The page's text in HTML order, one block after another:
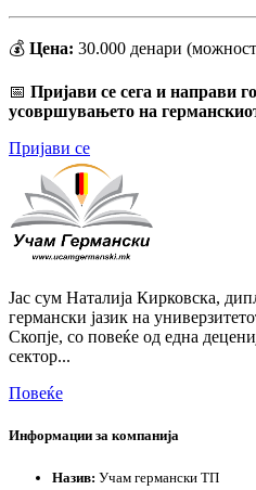
💰 Цена: 30.000 денари
📅 Пријави се сега и направи
усовршувањето на
Пријави се
Јас сум Наталија Кирковска,
германски јазик на
Скопје, со повеќе од една
сектор...
Повеќе
Информации за компанија
Назив: Учам германски ТП